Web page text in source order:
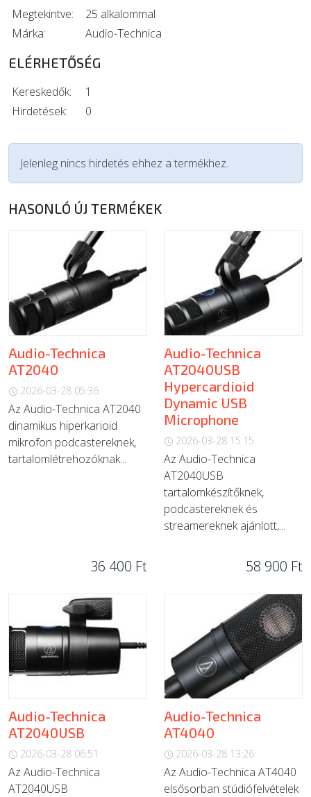
Megtekintve:
25 alkalommal
Márka:
Audio-Technica
ELÉRHETŐSÉG
Kereskedők:
1
Hirdetések:
0
Jelenleg nincs hirdetés ehhez a termékhez.
HASONLÓ ÚJ TERMÉKEK
Audio-Technica
AT2040
2026-03-28 05:36
Az Audio-Technica AT2040
dinamikus hiperkarioid
mikrofon podcastereknek,
tartalomlétrehozóknak...
36 400 Ft
Audio-Technica
AT2040USB
Hypercardioid
Dynamic USB
Microphone
2026-03-28 15:15
Az Audio-Technica
AT2040USB
tartalomkészítőknek,
podcastereknek és
streamereknek ajánlott,...
58 900 Ft
Audio-Technica
AT2040USB
2026-03-28 06:51
Az Audio-Technica
AT2040USB
Audio-Technica
AT4040
2026-03-28 13:26
Az Audio-Technica AT4040
elsősorban stúdiófelvételek